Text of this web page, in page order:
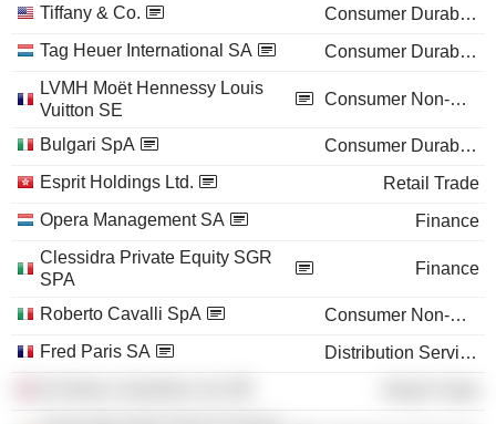
Tiffany & Co.
Consumer Durables
Tag Heuer International SA
Consumer Durables
LVMH Moët Hennessy Louis
Vuitton SE
Consumer Non-Durables
Bulgari SpA
Consumer Durables
Esprit Holdings Ltd.
Retail Trade
Opera Management SA
Finance
Clessidra Private Equity SGR
SPA
Finance
Roberto Cavalli SpA
Consumer Non-Durables
Fred Paris SA
Distribution Services